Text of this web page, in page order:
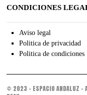
CONDICIONES
Aviso legal
Politica de privacidad
Politica de condiciones
© 2023 - ESPACIO ANDALUZ